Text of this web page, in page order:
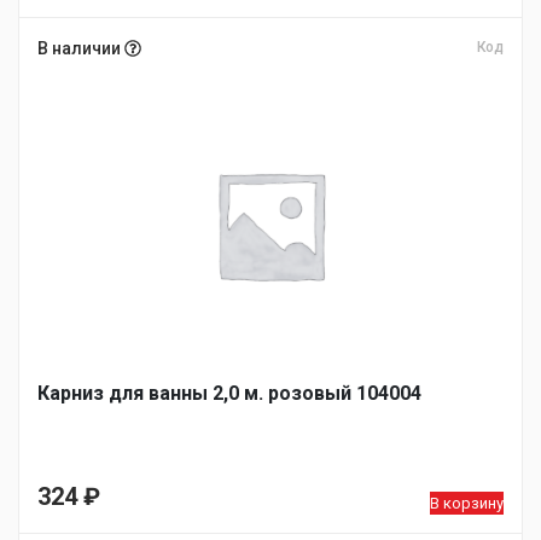
В наличии Код
Карниз для ванны 2,0 м. розовый 104004
324₽ В корзину